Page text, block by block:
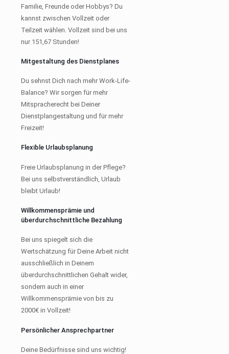
Familie, Freunde oder Hobbys? Du
kannst zwischen Vollzeit oder
Teilzeit wählen. Vollzeit sind bei uns
nur 151,67 Stunden!
Mitgestaltung des Dienstplanes
Du sehnst Dich nach mehr Work-Life-
Balance? Wir sorgen für mehr
Mitspracherecht bei Deiner
Dienstplangestaltung und für mehr
Freizeit!
Flexible Urlaubsplanung
Freie Urlaubsplanung in der Pflege?
Bei uns selbstverständlich, Urlaub
bleibt Urlaub!
Willkommensprämie und
überdurchschnittliche Bezahlung
Bei uns spiegelt sich die
Wertschätzung für Deine Arbeit nicht
ausschließlich in Deinem
überdurchschnittlichen Gehalt wider,
sondern auch in einer
Willkommensprämie von bis zu
2000€ in Vollzeit!
Persönlicher Ansprechpartner
Deine Bedürfnisse sind uns wichtig!